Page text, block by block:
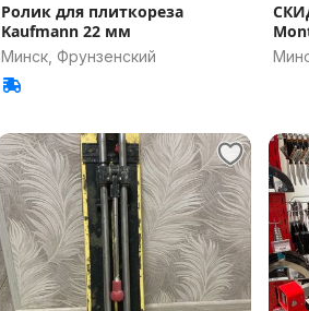
Ролик для плиткореза
Kaufmann 22 мм
Минск, Фрунзенский